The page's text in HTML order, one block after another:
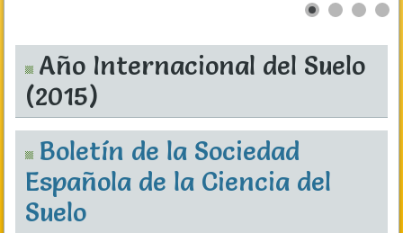
Año Internacional del Suelo
(2015)
Boletín de la Sociedad
Española de la Ciencia del
Suelo